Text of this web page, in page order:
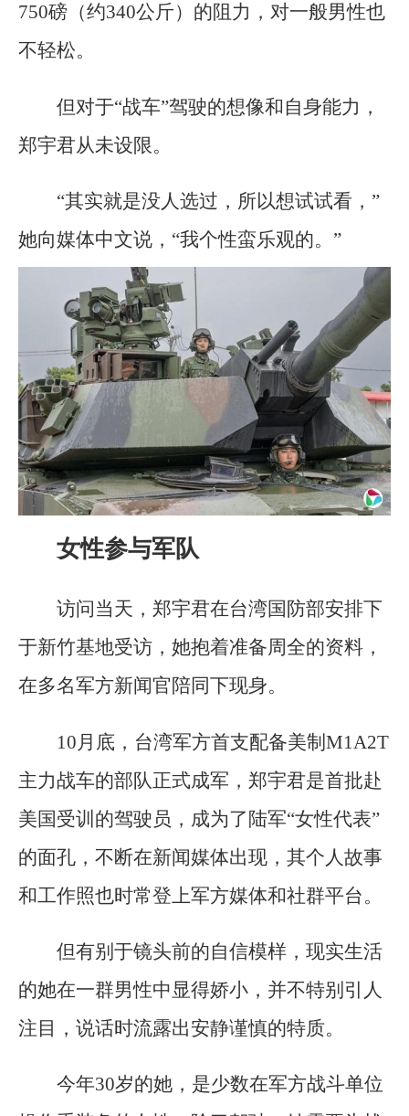
750磅（约340公斤）的阻力，对一般男性也
不轻松。
但对于“战车”驾驶的想像和自身能力，
郑宇君从未设限。
“其实就是没人选过，所以想试试看，”
她向媒体中文说，“我个性蛮乐观的。”
女性参与军队
访问当天，郑宇君在台湾国防部安排下
于新竹基地受访，她抱着准备周全的资料，
在多名军方新闻官陪同下现身。
10月底，台湾军方首支配备美制M1A2T
主力战车的部队正式成军，郑宇君是首批赴
美国受训的驾驶员，成为了陆军“女性代表”
的面孔，不断在新闻媒体出现，其个人故事
和工作照也时常登上军方媒体和社群平台。
但有别于镜头前的自信模样，现实生活
的她在一群男性中显得娇小，并不特别引人
注目，说话时流露出安静谨慎的特质。
今年30岁的她，是少数在军方战斗单位